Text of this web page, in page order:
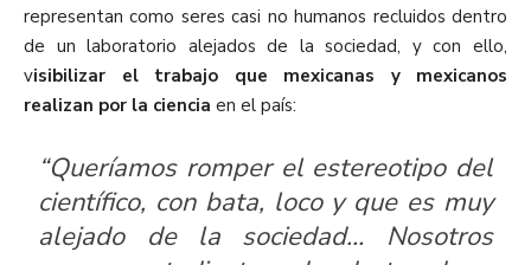
representan como seres casi no humanos recluidos dentro
de un laboratorio alejados de la sociedad, y con ello,
visibilizar el trabajo que mexicanas y mexicanos
realizan por la ciencia en el país:
“Queríamos romper el estereotipo del
científico, con bata, loco y que es muy
alejado de la sociedad… Nosotros